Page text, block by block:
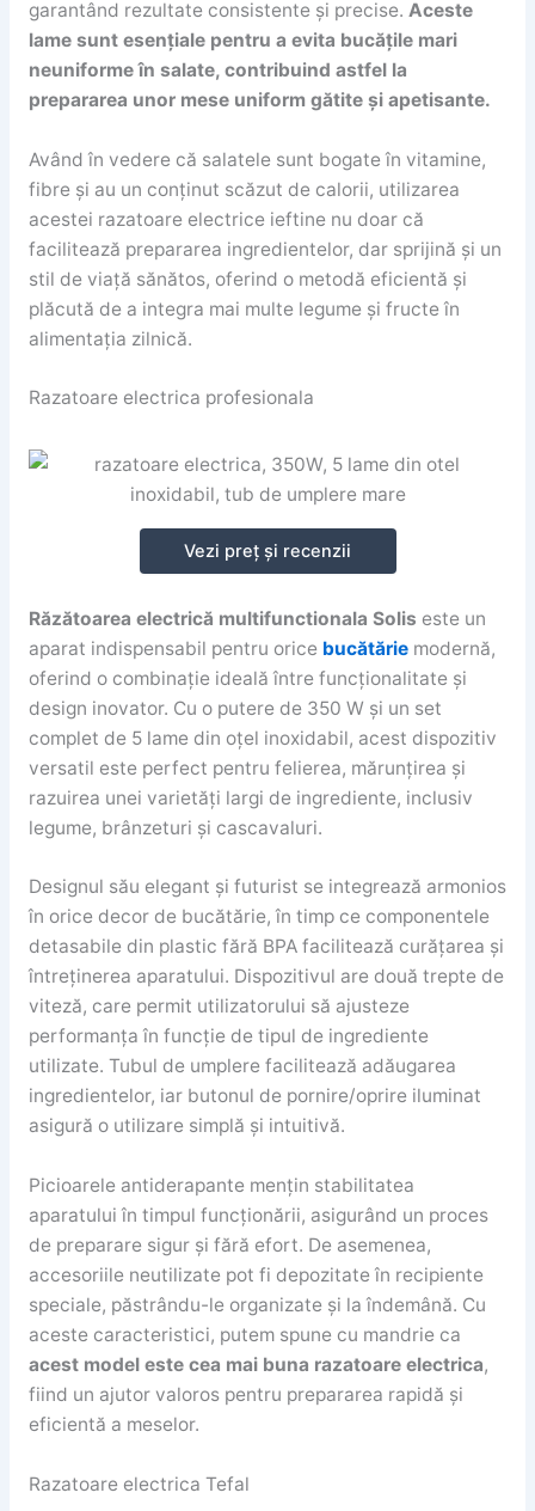
garantând rezultate consistente și precise. Aceste
lame sunt esențiale pentru a evita bucățile mari
neuniforme în salate, contribuind astfel la
prepararea unor mese uniform gătite și apetisante.
Având în vedere că salatele sunt bogate în vitamine,
fibre și au un conținut scăzut de calorii, utilizarea
acestei razatoare electrice ieftine nu doar că
facilitează prepararea ingredientelor, dar sprijină și un
stil de viață sănătos, oferind o metodă eficientă și
plăcută de a integra mai multe legume și fructe în
alimentația zilnică.
Razatoare electrica profesionala
Vezi preț și recenzii
Răzătoarea electrică multifunctionala Solis este un
aparat indispensabil pentru orice bucătăriemodernă,
oferind o combinație ideală între funcționalitate și
design inovator. Cu o putere de 350 W și un set
complet de 5 lame din oțel inoxidabil, acest dispozitiv
versatil este perfect pentru felierea, mărunțirea și
razuirea unei varietăți largi de ingrediente, inclusiv
legume, brânzeturi și cascavaluri.
Designul său elegant și futurist se integrează armonios
în orice decor de bucătărie, în timp ce componentele
detasabile din plastic fără BPA facilitează curățarea și
întreținerea aparatului. Dispozitivul are două trepte de
viteză, care permit utilizatorului să ajusteze
performanța în funcție de tipul de ingrediente
utilizate. Tubul de umplere facilitează adăugarea
ingredientelor, iar butonul de pornire/oprire iluminat
asigură o utilizare simplă și intuitivă.
Picioarele antiderapante mențin stabilitatea
aparatului în timpul funcționării, asigurând un proces
de preparare sigur și fără efort. De asemenea,
accesoriile neutilizate pot fi depozitate în recipiente
speciale, păstrându-le organizate și la îndemână. Cu
aceste caracteristici, putem spune cu mandrie ca
acest model este cea mai buna razatoare electrica,
fiind un ajutor valoros pentru prepararea rapidă și
eficientă a meselor.
Razatoare electrica Tefal